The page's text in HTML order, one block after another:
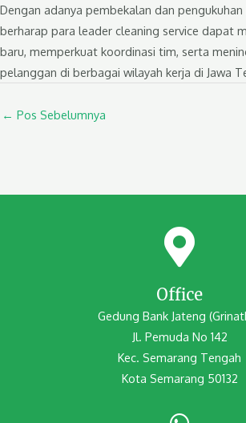
Dengan adanya pembekalan dan pengukuhan
berharap para leader cleaning service dapat
baru, memperkuat koordinasi tim, serta
pelanggan di berbagai wilayah kerja di Jawa
← Pos Sebelumnya
Office
Gedung Bank Jateng
Jl. Pemuda No 142
Kec. Semarang Tengah
Kota Semarang 50132